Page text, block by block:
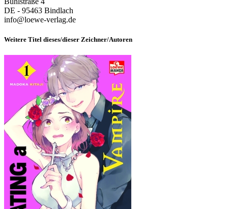
DE - 95463 Bindlach
info@loewe-verlag.de
Weitere Titel dieses/dieser Zeichner/Autoren